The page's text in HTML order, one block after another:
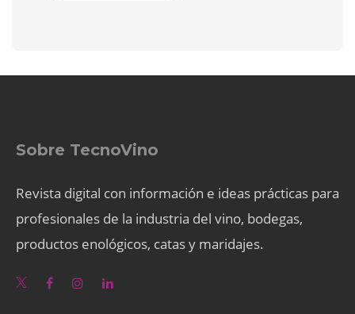
Sobre TecnoVino
Revista digital con información e ideas prácticas para
profesionales de la industria del vino, bodegas,
productos enológicos, catas y maridajes.